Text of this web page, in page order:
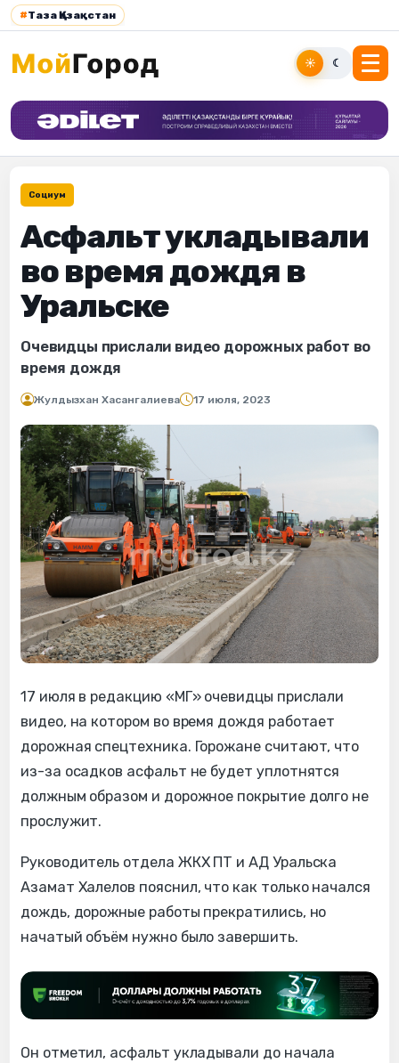
#Таза Қазақстан
☀ ☾
Социум
Асфальт укладывали
во время дождя в
Уральске
Очевидцы прислали видео дорожных работ во
время дождя
Жулдызхан Хасангалиева 17 июля, 2023
17 июля в редакцию «МГ» очевидцы прислали
видео, на котором во время дождя работает
дорожная спецтехника. Горожане считают, что
из-за осадков асфальт не будет уплотнятся
должным образом и дорожное покрытие долго не
прослужит.
Руководитель отдела ЖКХ ПТ и АД Уральска
Азамат Халелов пояснил, что как только начался
дождь, дорожные работы прекратились, но
начатый объём нужно было завершить.
Он отметил, асфальт укладывали до начала